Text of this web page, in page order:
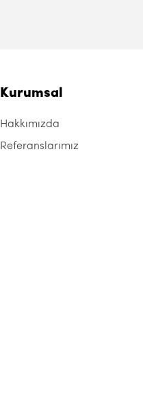
Kurumsal
Hakkımızda
Referanslarımız